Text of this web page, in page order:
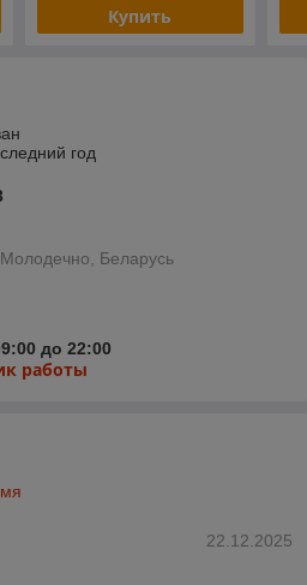
Купить
год
Беларусь
до 22:00
работы
22.12.2025